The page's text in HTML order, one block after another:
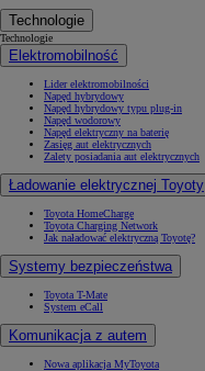
Technologie
Technologie
Elektromobilność
Lider elektromobilności
Napęd hybrydowy
Napęd hybrydowy typu plug-in
Napęd wodorowy
Napęd elektryczny na baterię
Zasięg aut elektrycznych
Zalety posiadania aut elektrycznych
Ładowanie elektrycznej Toyoty
Toyota HomeCharge
Toyota Charging Network
Jak naładować elektryczną Toyotę?
Systemy bezpieczeństwa
Toyota T-Mate
System eCall
Komunikacja z autem
Nowa aplikacja MyToyota